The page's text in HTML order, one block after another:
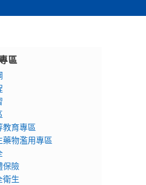
區
教育專區
藥物濫用專區
保險
衛生